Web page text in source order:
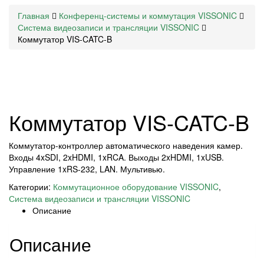
Главная
Конференц-системы и коммутация VISSONIC
Система видеозаписи и трансляции VISSONIC
Коммутатор VIS-CATC-B
Коммутатор VIS-CATC-B
Коммутатор-контроллер автоматического наведения камер.
Входы 4xSDI, 2xHDMI, 1xRCA. Выходы 2xHDMI, 1xUSB.
Управление 1xRS-232, LAN. Мультивью.
Категории: Коммутационное оборудование VISSONIC,
Система видеозаписи и трансляции VISSONIC
Описание
Описание